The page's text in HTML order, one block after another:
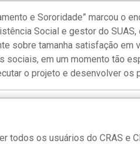
e Sororidade” marcou o
Social e gestor do
sobre tamanha satisfação em
sociais, em um momento tão
o projeto e desenvolver os
todos os usuários do CRAS e